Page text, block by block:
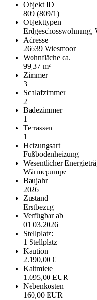
Objekt ID
809 (809/1)
Objekttypen
Erdgeschosswohnung,
Adresse
26639 Wiesmoor
Wohnfläche ca.
99,37 m²
Zimmer
3
Schlafzimmer
2
Badezimmer
1
Terrassen
1
Heizungsart
Fußbodenheizung
Wesentlicher
Wärmepumpe
Baujahr
2026
Zustand
Erstbezug
Verfügbar ab
01.03.2026
Stellplatz:
1 Stellplatz
Kaution
2.190,00 €
Kaltmiete
1.095,00 EUR
Nebenkosten
160,00 EUR